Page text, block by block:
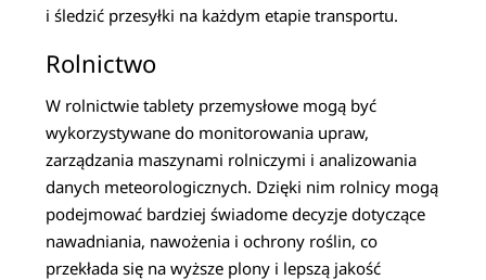
i śledzić przesyłki na każdym etapie transportu.
Rolnictwo
W rolnictwie tablety przemysłowe mogą być
wykorzystywane do monitorowania upraw,
zarządzania maszynami rolniczymi i analizowania
danych meteorologicznych. Dzięki nim rolnicy mogą
podejmować bardziej świadome decyzje dotyczące
nawadniania, nawożenia i ochrony roślin, co
przekłada się na wyższe plony i lepszą jakość